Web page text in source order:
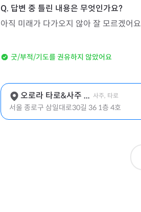
아직 미래가 다가오지 않아 잘 모르겠어요
굿/부적/기도를 권유하지 않았어요
오로라 타로&사주 ... 사주, 타로
서울 종로구 삼일대로30길 36 1층 4호